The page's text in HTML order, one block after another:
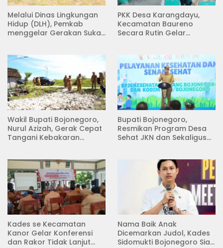
Melalui Dinas Lingkungan
Hidup (DLH), Pemkab
menggelar Gerakan Suka
PKK Desa Karangdayu,
Kecamatan Baureno
Secara Rutin Gelar
Wakil Bupati Bojonegoro,
Nurul Azizah, Gerak Cepat
Tangani Kebakaran
Bupati Bojonegoro,
Resmikan Program Desa
Sehat JKN dan Sekaligus
Kades se Kecamatan
Kanor Gelar Konferensi
dan Rakor Tidak Lanjut
Nama Baik Anak
Dicemarkan Judol, Kades
Sidomukti Bojonegoro Siap